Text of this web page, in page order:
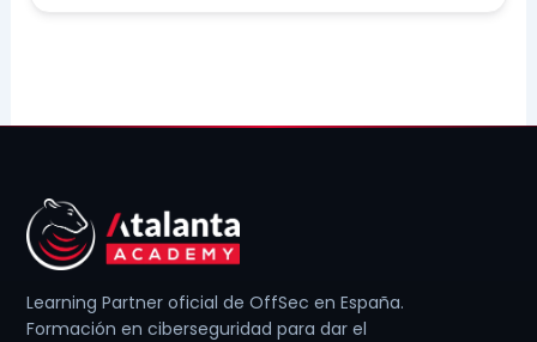
Learning Partner oficial de OffSec en España.
Formación en ciberseguridad para dar el